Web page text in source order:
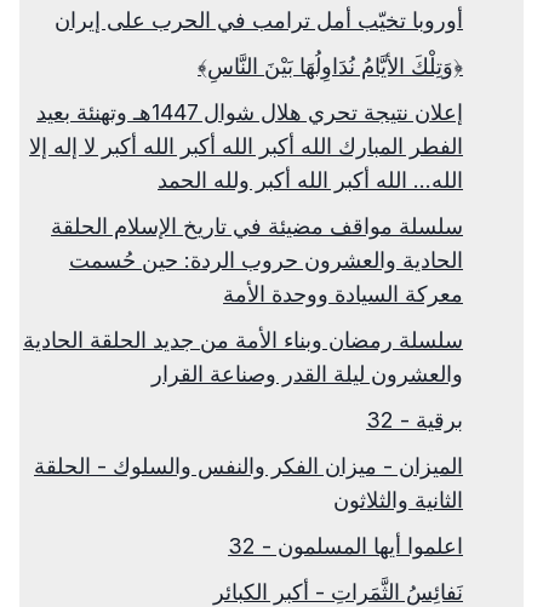
أوروبا تخيّب أمل ترامب في الحرب على إيران
﴿وَتِلْكَ الأيَّامُ نُدَاوِلُهَا بَيْنَ النَّاسِ﴾
إعلان نتيجة تحري هلال شوال 1447هـ وتهنئة بعيد
الفطر المبارك الله أكبر الله أكبر الله أكبر لا إله إلا
الله... الله أكبر الله أكبر ولله الحمد
سلسلة مواقف مضيئة في تاريخ الإسلام الحلقة
الحادية والعشرون حروب الردة: حين حُسمت
معركة السيادة ووحدة الأمة
سلسلة رمضان وبناء الأمة من جديد الحلقة الحادية
والعشرون ليلة القدر وصناعة القرار
برقية - 32
الميزان - ميزان الفكر والنفس والسلوك - الحلقة
الثانية والثلاثون
اعلموا أيها المسلمون - 32
نَفائِسُ الثَّمَراتِ - أكبر الكبائر